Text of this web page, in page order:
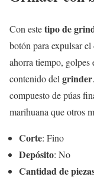
Con estetipo de
botón para expulsar
ahorra tiempo, golpes
contenido del grinder
compuesto de púas
marihuana que otros
Corte: Fino
Depósito: No
Cantidad de